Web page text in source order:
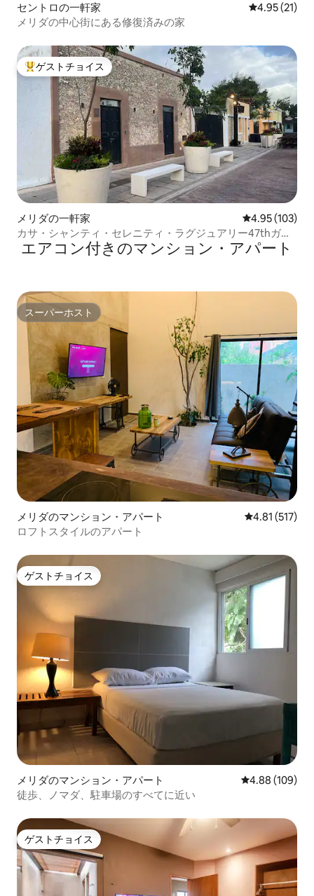
セントロの一軒家 レビュー21
4.95 (21)
メリダの中心街にある修復済みの家
大好評のゲストチョイスです。
ゲストチョイス
メリダの一軒家 レビュー103
4.95 (103)
カサ・シャンティ・セレニティ・ラグジュアリー47thガス
トロノミック地区
エアコン付きのマンション・アパート
スーパーホスト
スーパーホスト
メリダのマンション・アパート レビュー517
4.81 (517)
ロフトスタイルのアパート
ゲストチョイス
ゲストチョイス
メリダのマンション・アパート レビュー109
4.88 (109)
徒歩、ノマダ、駐車場のすべてに近い
ゲストチョイス
ゲストチョイス